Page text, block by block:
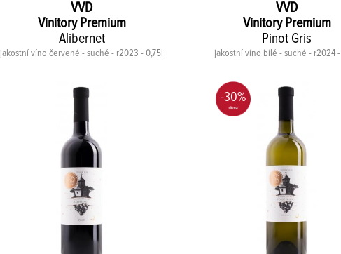
VVD
Vinitory Premium
Alibernet
jakostní víno červené - suché - r2023 - 0,75l
VVD
Vinitory Premium
Pinot Gris
jakostní víno bílé - suché - r2024 -
-30%